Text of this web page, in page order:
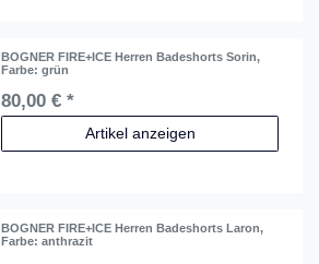
BOGNER FIRE+ICE Herren Badeshorts Sorin,
Farbe: grün
80,00 € *
Artikel anzeigen
BOGNER FIRE+ICE Herren Badeshorts Laron,
Farbe: anthrazit